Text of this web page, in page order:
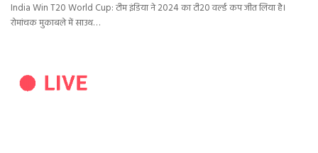
India Win T20 World Cup: टीम इंडिया ने 2024 का टी20 वर्ल्ड कप जीत लिया है।
रोमांचक मुकाबले में साउथ…